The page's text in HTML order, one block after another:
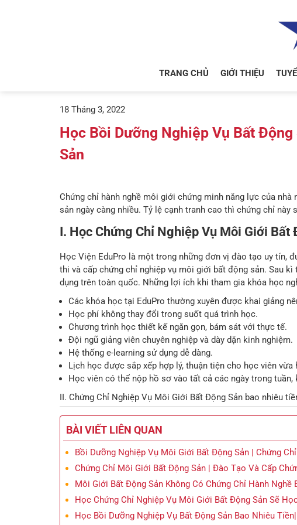
TRANG CHỦ GIỚI THIỆU
18 Tháng 3, 2022
Học Bồi Dưỡng Nghiệp Vụ Bất
Sản
Chứng chỉ hành nghề môi giới chứng minh năng lực của
sản ngày càng nhiều. Tỷ lệ cạnh tranh cao thì chứng chỉ này
I. Học Chứng Chỉ Nghiệp Vụ Môi Giới Bất
Học Viện EduPro là một trong những đơn vị đào tạo uy tín,
thi và cấp chứng chỉ nghiệp vụ môi giới bất động sản. Sau
dụng trên toàn quốc. Những lợi ích khi tham gia khóa học
Các khóa học tại EduPro thường xuyên được khai giảng
Học phí không thay đổi trong suốt quá trình học.
Chương trình học thiết kế ngắn gọn, bám sát với thực tế.
Đội ngũ giảng viên chuyên nghiệp và dày dặn kinh nghiệm.
Hệ thống e-learning sử dụng dễ dàng.
Lịch học được sắp xếp hợp lý, thuận tiện cho học viên vừa
Học viên có thể nộp hồ sơ vào tất cả các ngày trong tuần,
II. Chứng Chỉ Nghiệp Vụ Môi Giới Bất Động Sản bao nhiêu
BÀI VIẾT LIÊN QUAN
Bồi Dưỡng Nghiệp Vụ Môi Giới Bất Động Sản | Chứng
Chứng Chỉ Môi Giới Bất Động Sản | Đào Tạo Và Cấp
Môi Giới Bất Động Sản Không Có Chứng Chỉ Hành Nghề
Học Chứng Chỉ Nghiệp Vụ Môi Giới Bất Động Sản Sẽ
Học Bồi Dưỡng Nghiệp Vụ Bất Động Sản Bao Nhiêu